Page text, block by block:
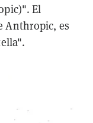
El
Anthropic, es